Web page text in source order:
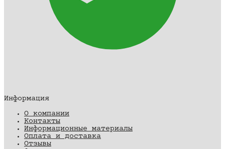
Информация
О компании
Контакты
Информационные материалы
Оплата и доставка
Отзывы